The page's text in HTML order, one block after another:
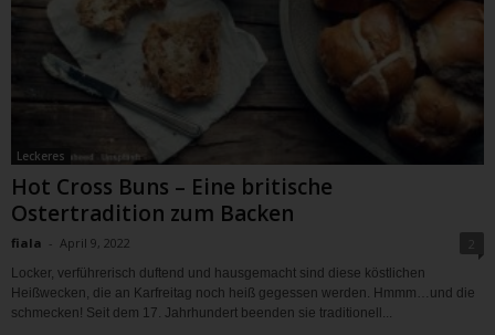
Leckeres
Hot Cross Buns – Eine britische
Ostertradition zum Backen
fiala - April 9, 2022
Locker, verführerisch duftend und hausgemacht sind diese köstlichen
Heißwecken, die an Karfreitag noch heiß gegessen werden. Hmmm…und die
schmecken! Seit dem 17. Jahrhundert beenden sie traditionell...